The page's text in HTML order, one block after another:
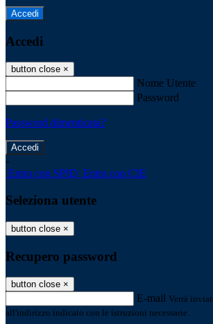
Accedi
Accedi
button close ×
Nome Utente
Password
Password dimenticata?
-
Entra con SPID Entra con CIE
Seleziona utente
button close ×
Recupero password
button close ×
E-mail Verrà
all'indirizzo indicato con le istruzioni necessarie.